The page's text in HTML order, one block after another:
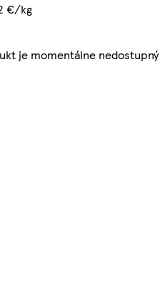
€/kg
je momentálne nedostupný